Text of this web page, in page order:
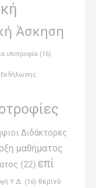
Άσκηση
υποτροφία (16)
Διδάκτορες
μαθήματος
(22) επί
Υ.Δ. (16) θερινό